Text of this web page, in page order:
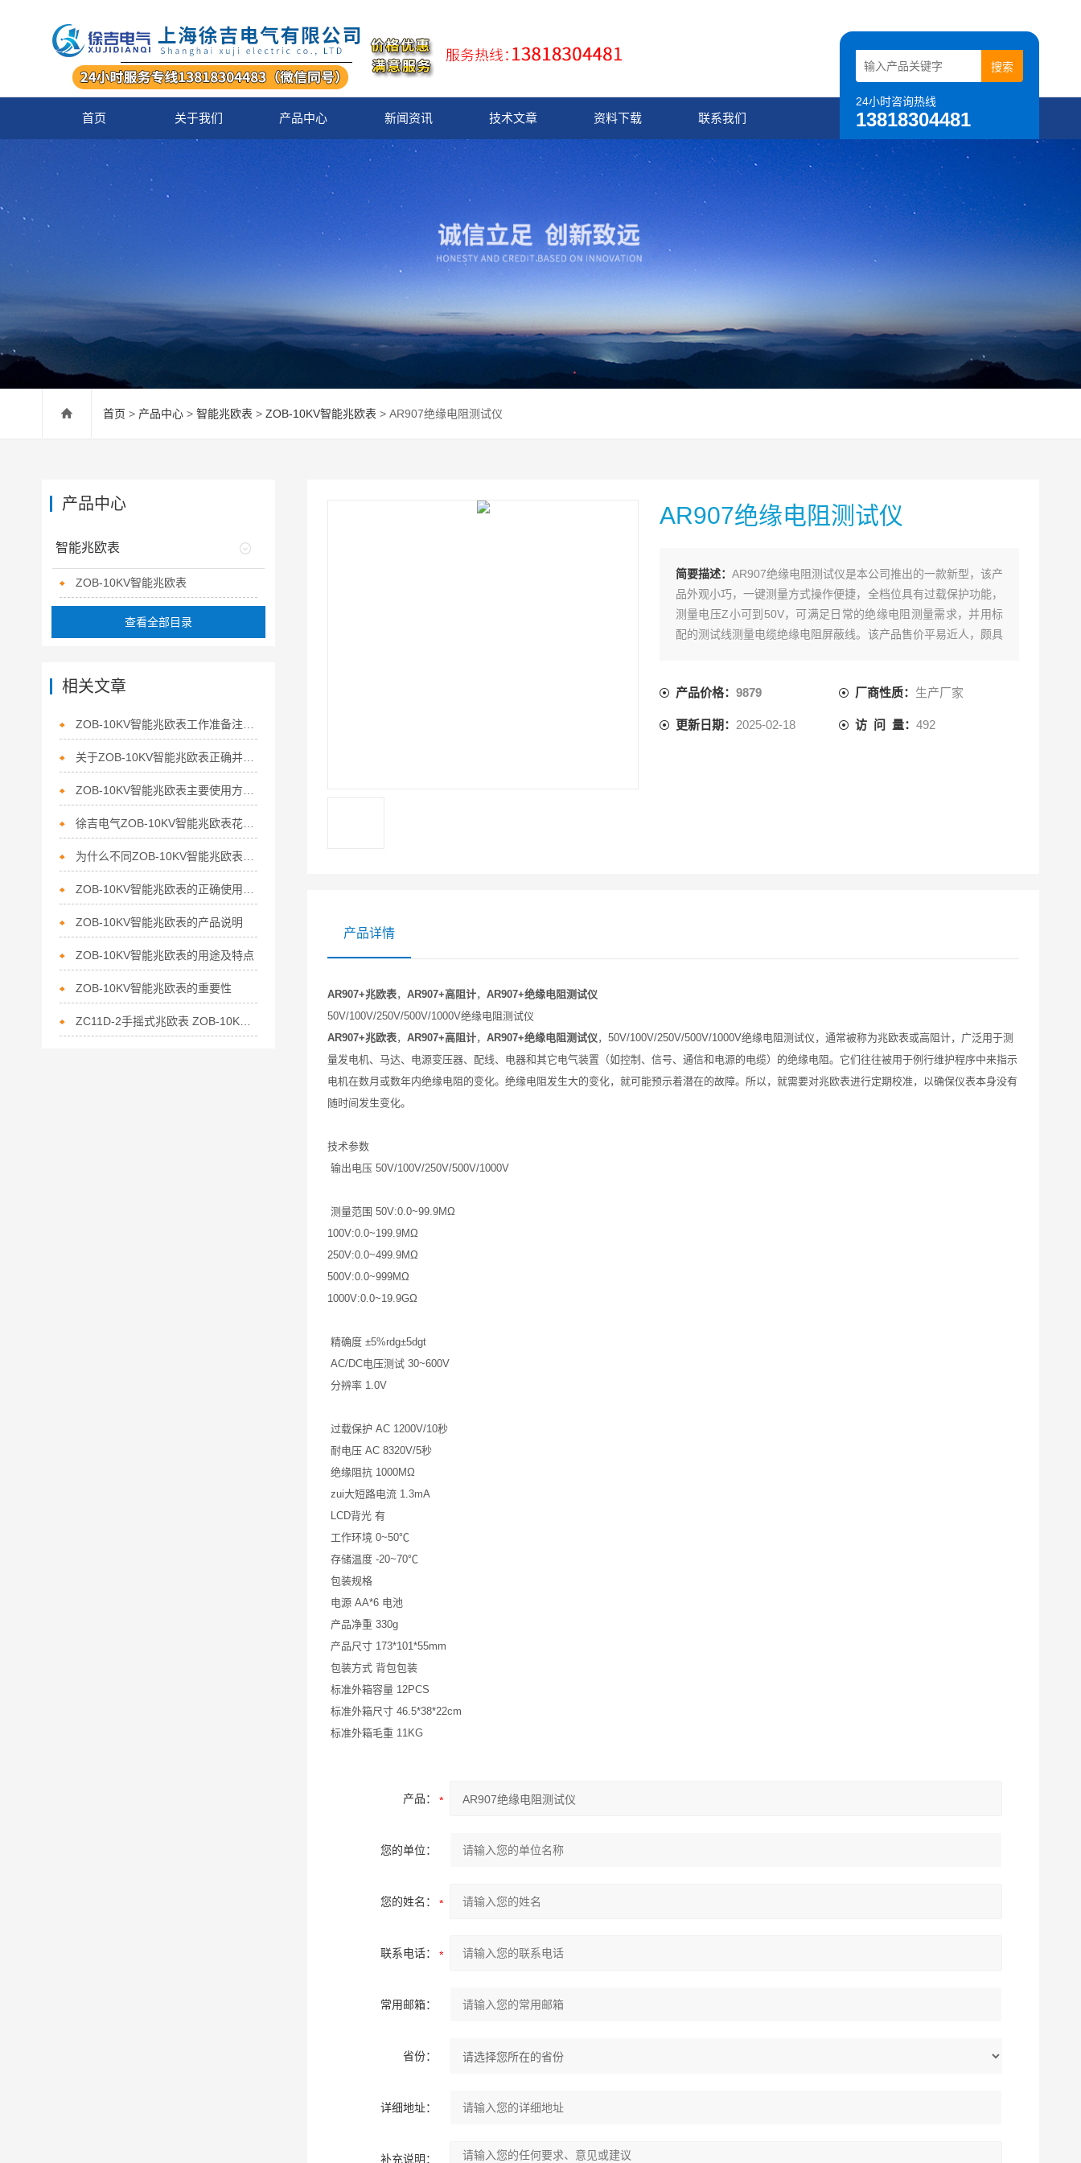
24小时咨询热线
13818304481
首页 关于我们 产品中心 新闻资讯 技术文章 资料下载 联系我们
首页 > 产品中心 > 智能兆欧表 > ZOB-10KV智能兆欧表 > AR907绝缘电阻测试仪
AR907绝缘电阻测试仪
简要描述： AR907绝缘电阻测试仪是本公司推出的一款新型，该产
品外观小巧，一键测量方式操作便捷，全档位具有过载保护功能，
测量电压Z小可到50V，可满足日常的绝缘电阻测量需求，并用标
配的测试线测量电缆绝缘电阻屏蔽线。该产品售价平易近人，颇具
产品价格： 9879 厂商性质： 生产厂家
更新日期： 2025-02-18 访 问 量：492
产品详情
AR907+兆欧表， AR907+高阻计， AR907+绝缘电阻测试仪
50V/100V/250V/500V/1000V绝缘电阻测试仪
AR907+兆欧表， AR907+高阻计， AR907+绝缘电阻测试仪，50V/100V/250V/500V/1000V绝缘电阻测试仪，通常被称为兆欧表或高阻计，广泛用于测
量发电机、马达、电源变压器、配线、电器和其它电气装置（如控制、信号、通信和电源的电缆）的绝缘电阻。它们往往被用于例行维护程序中来指示
电机在数月或数年内绝缘电阻的变化。绝缘电阻发生大的变化，就可能预示着潜在的故障。所以，就需要对兆欧表进行定期校准，以确保仪表本身没有
随时间发生变化。
技术参数
输出电压 50V/100V/250V/500V/1000V
测量范围 50V:0.0~99.9MΩ
100V:0.0~199.9MΩ
250V:0.0~499.9MΩ
500V:0.0~999MΩ
1000V:0.0~19.9GΩ
精确度 ±5%rdg±5dgt
AC/DC电压测试 30~600V
分辨率 1.0V
过载保护 AC 1200V/10秒
耐电压 AC 8320V/5秒
绝缘阻抗 1000MΩ
zui大短路电流 1.3mA
LCD背光 有
工作环境 0~50℃
存储温度 -20~70℃
包装规格
电源 AA*6 电池
产品净重 330g
产品尺寸 173*101*55mm
包装方式 背包包装
标准外箱容量 12PCS
标准外箱尺寸 46.5*38*22cm
标准外箱毛重 11KG
产品：
您的单位：
您的姓名：
联系电话：
常用邮箱：
省份：
详细地址：
补充说明：
产品中心
智能兆欧表
ZOB-10KV智能兆欧表
查看全部目录
相关文章
关于ZOB-10KV智能兆欧表正确并安全的使用姿势
徐吉电气ZOB-10KV智能兆欧表花样百出
ZOB-10KV智能兆欧表的产品说明
ZOB-10KV智能兆欧表的用途及特点
ZOB-10KV智能兆欧表的重要性
ZC11D-2手摇式兆欧表 ZOB-10KV智能兆欧表*